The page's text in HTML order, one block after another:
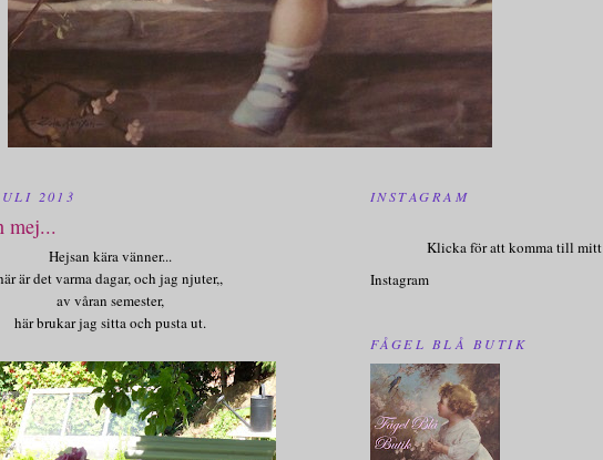
2013
mej...
Hejsan kära vänner...
är det varma dagar, och jag njuter,,
av våran semester,
här brukar jag sitta och pusta ut.
INSTAGRAM
Klicka för att komma till mitt
Instagram
FÅGEL BLÅ BUTIK